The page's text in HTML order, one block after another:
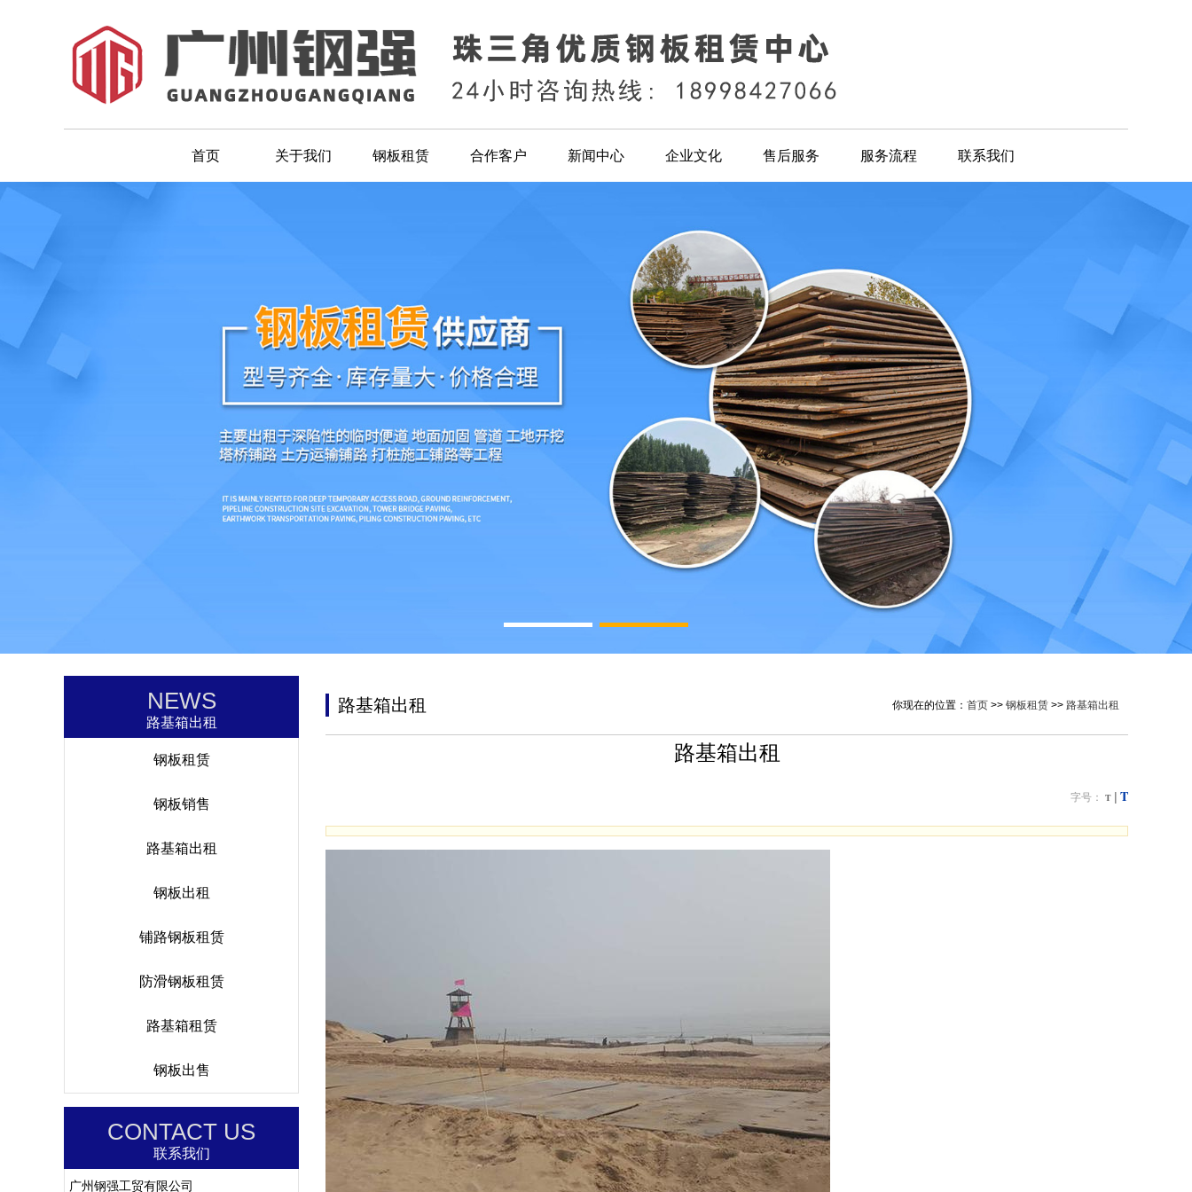
首页 关于我们 钢板租赁 合作客户 新闻中心 企业文化 售后服务 服务流程 联系我们
NEWS
路基箱出租
钢板租赁
钢板销售
路基箱出租
钢板出租
铺路钢板租赁
防滑钢板租赁
路基箱租赁
钢板出售
CONTACT US
联系我们
广州钢强工贸有限公司 ​
你现在的位置： 首页 >> 钢板租赁 >> 路基箱出租
路基箱出租
路基箱出租
字号： T | T